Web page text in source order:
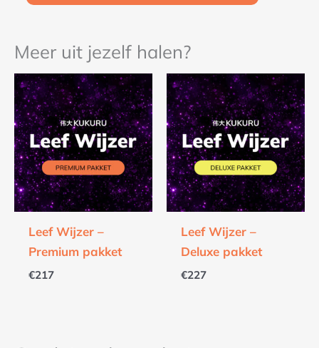
Meer uit jezelf halen?
Leef Wijzer –
Premium pakket
€217
Leef Wijzer –
Deluxe pakket
€227